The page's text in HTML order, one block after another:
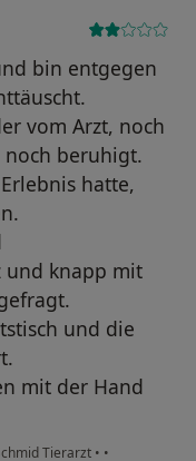
bin entgegen
vom Arzt, noch
beruhigt.
hatte,
und knapp mit
und die
mit der Hand
Tierarzt • •